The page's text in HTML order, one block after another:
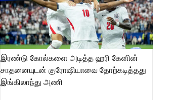
இரண்டு கோல்களை அடித்த ஹரி கேனின்
சாதனையுடன் குரோஷியாவை தோற்கடித்தது
இங்கிலாந்து அணி